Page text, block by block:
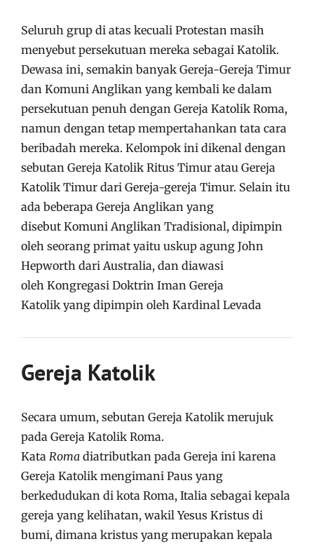
Seluruh grup di atas kecuali Protestan masih
menyebut persekutuan mereka sebagai Katolik.
Dewasa ini, semakin banyak Gereja-Gereja Timur
dan Komuni Anglikan yang kembali ke dalam
persekutuan penuh dengan Gereja Katolik Roma,
namun dengan tetap mempertahankan tata cara
beribadah mereka. Kelompok ini dikenal dengan
sebutan Gereja Katolik Ritus Timur atau Gereja
Katolik Timur dari Gereja-gereja Timur. Selain itu
ada beberapa Gereja Anglikan yang
disebut Komuni Anglikan Tradisional, dipimpin
oleh seorang primat yaitu uskup agung John
Hepworth dari Australia, dan diawasi
oleh Kongregasi Doktrin Iman Gereja
Katolik yang dipimpin oleh Kardinal Levada
Gereja Katolik
Secara umum, sebutan Gereja Katolik merujuk
pada Gereja Katolik Roma.
Kata Roma diatributkan pada Gereja ini karena
Gereja Katolik mengimani Paus yang
berkedudukan di kota Roma, Italia sebagai kepala
gereja yang kelihatan, wakil Yesus Kristus di
bumi, dimana kristus yang merupakan kepala